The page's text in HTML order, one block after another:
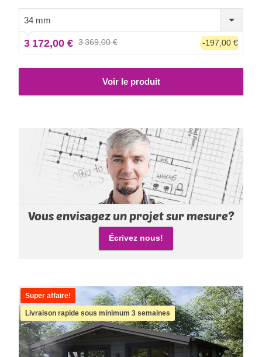
votre plus grand confort, une version isolée de ce modèle
est également disponible.
34 mm
3 172,00 € 3 369,00 € -197,00 €
Voir le produit
Vous envisagez un projet sur mesure?
Écrivez nous!
Super affaire!
Livraison rapide sous minimum 3 semaines